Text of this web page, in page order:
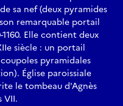
sa nef (deux pyramides
remarquable portail
Elle contient deux
siècle : un portail
pyramidales
Église paroissiale
le tombeau d'Agnès
VII.